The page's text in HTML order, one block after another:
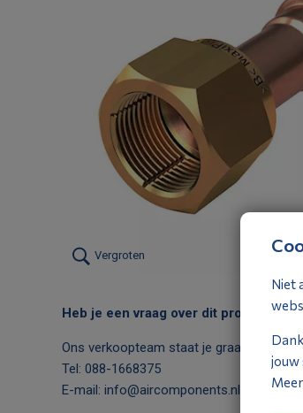
Vergroten
Heb je een vraag over dit product?
Ons verkoopteam staat je graag te
Tel: 088-1668375
E-mail: info@aircomponents.nl
Niet
jouw